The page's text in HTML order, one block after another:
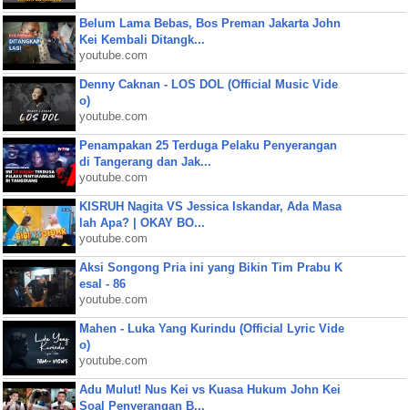
Belum Lama Bebas, Bos Preman Jakarta John
Kei Kembali Ditangk...
youtube.com
Denny Caknan - LOS DOL (Official Music Vide
o)
youtube.com
Penampakan 25 Terduga Pelaku Penyerangan
di Tangerang dan Jak...
youtube.com
KISRUH Nagita VS Jessica Iskandar, Ada Masa
lah Apa? | OKAY BO...
youtube.com
Aksi Songong Pria ini yang Bikin Tim Prabu K
esal - 86
youtube.com
Mahen - Luka Yang Kurindu (Official Lyric Vide
o)
youtube.com
Adu Mulut! Nus Kei vs Kuasa Hukum John Kei
Soal Penyerangan B...